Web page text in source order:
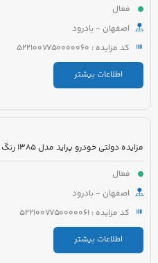
فعال
اصفهان - بادرود
کد مزایده : 5221007750000060
اطلاعات بیشتر
مزایده دولتی خودرو پراید مدل 1385 رنگ نقره ای
فعال
اصفهان - بادرود
کد مزایده : 5221007750000061
اطلاعات بیشتر